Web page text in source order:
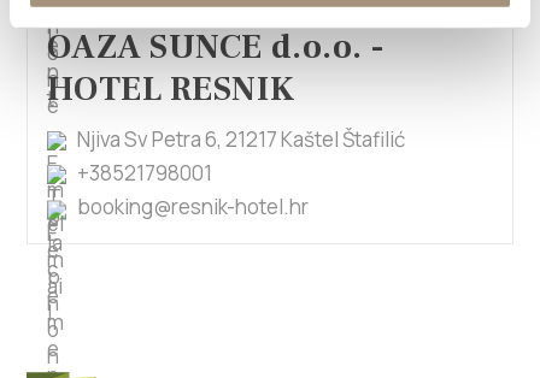
OAZA SUNCE d.o.o. -
HOTEL RESNIK
Njiva Sv Petra 6, 21217 Kaštel Štafilić
+38521798001
booking@resnik-hotel.hr